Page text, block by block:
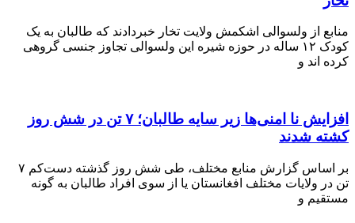
از ولسوالی اشکمش ولایت تخار خبردادند که طالبان به یک
کودک ۱۲ ساله در حوزه شیره این ولسوالی تجاوز جنسی گروهی
و
افزایش نا امنی‌ها زیر سایه طالبان؛ ۷ تن در شش روز
شدند
بر اساس گزارش منابع مختلف، طی شش روز گذشته دست‌کم ۷
مختلف افغانستان یا از سوی افراد طالبان به گونه
و